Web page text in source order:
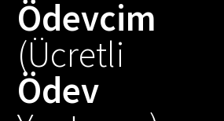
Ödevcim
(Ücretli
Ödev